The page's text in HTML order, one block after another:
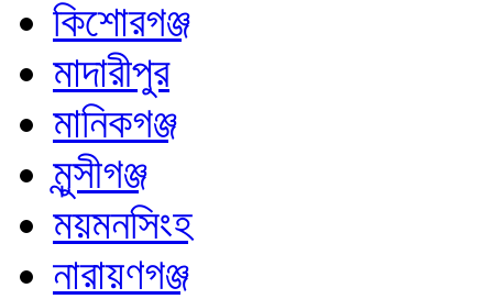
কিশোরগঞ্জ
মাদারীপুর
মানিকগঞ্জ
মুন্সীগঞ্জ
ময়মনসিংহ
নারায়ণগঞ্জ